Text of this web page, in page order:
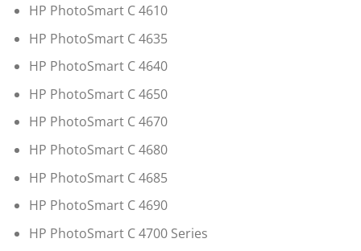
HP PhotoSmart C 4610
HP PhotoSmart C 4635
HP PhotoSmart C 4640
HP PhotoSmart C 4650
HP PhotoSmart C 4670
HP PhotoSmart C 4680
HP PhotoSmart C 4685
HP PhotoSmart C 4690
HP PhotoSmart C 4700 Series